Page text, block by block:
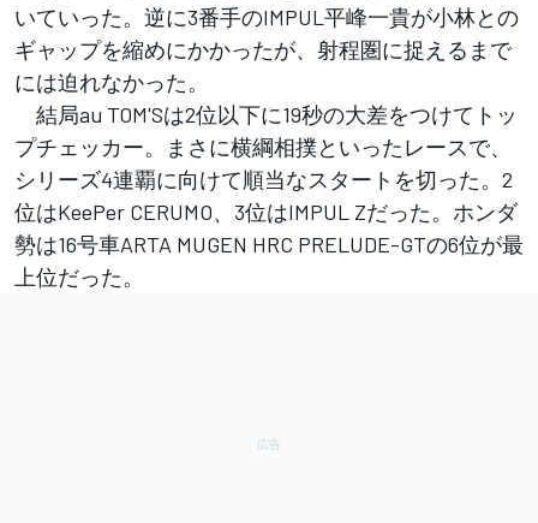
いていった。逆に3番手のIMPUL平峰一貴が小林との
ギャップを縮めにかかったが、射程圏に捉えるまで
には迫れなかった。
結局au TOM'Sは2位以下に19秒の大差をつけてトッ
プチェッカー。まさに横綱相撲といったレースで、
シリーズ4連覇に向けて順当なスタートを切った。2
位はKeePer CERUMO、3位はIMPUL Zだった。ホンダ
勢は16号車ARTA MUGEN HRC PRELUDE-GTの6位が最
上位だった。